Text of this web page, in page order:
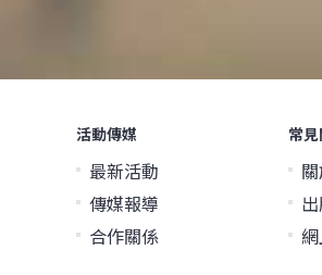
活動傳媒
最新活動
傳媒報導
合作關係
常